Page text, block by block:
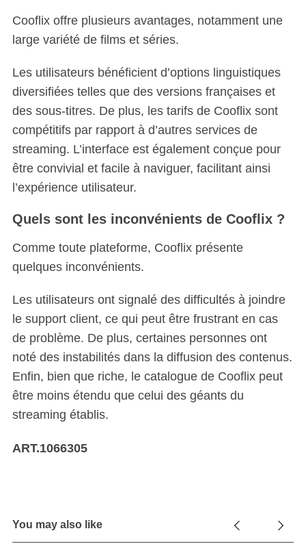
Cooflix offre plusieurs avantages, notamment une
large variété de films et séries.
Les utilisateurs bénéficient d’options linguistiques
diversifiées telles que des versions françaises et
des sous-titres. De plus, les tarifs de Cooflix sont
compétitifs par rapport à d’autres services de
streaming. L’interface est également conçue pour
être convivial et facile à naviguer, facilitant ainsi
l’expérience utilisateur.
Quels sont les inconvénients de Cooflix ?
Comme toute plateforme, Cooflix présente
quelques inconvénients.
Les utilisateurs ont signalé des difficultés à joindre
le support client, ce qui peut être frustrant en cas
de problème. De plus, certaines personnes ont
noté des instabilités dans la diffusion des contenus.
Enfin, bien que riche, le catalogue de Cooflix peut
être moins étendu que celui des géants du
streaming établis.
ART.1066305
You may also like